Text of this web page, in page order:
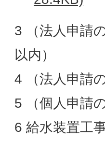
3 （法人申請
以内）
4 （法人申請
5 （個人申請
6 給水装置工